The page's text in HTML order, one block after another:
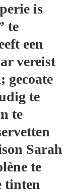
is
te
een
vereist
gecoate
te
te
Sarah
te
tinten